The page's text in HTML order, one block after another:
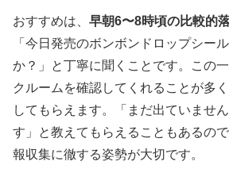
おすすめは、 早朝6〜8時頃の比較的
「今日発売のボンボンドロップシー
か？」と丁寧に聞くことです。この
クルームを確認してくれることが多
してもらえます。「まだ出ていませ
す」と教えてもらえることもあるの
報収集に徹する姿勢が大切です。